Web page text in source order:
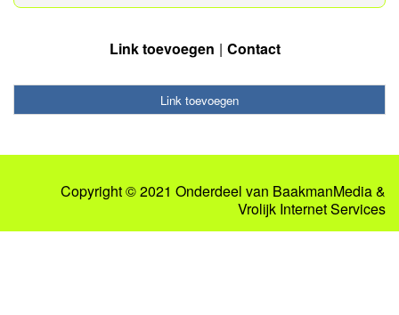
Link toevoegen Contact
Link toevoegen
Copyright © 2021 Onderdeel van BaakmanMedia&
Vrolijk Internet Services